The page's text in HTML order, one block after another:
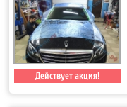
Действует акция!